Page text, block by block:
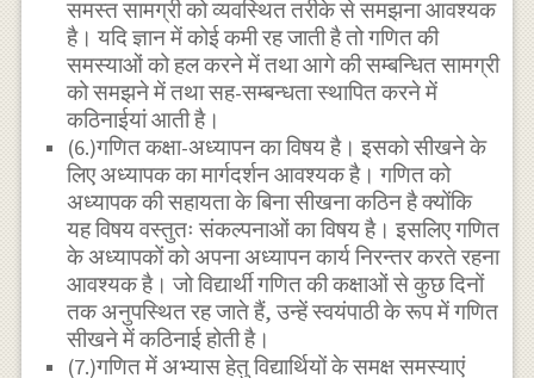
समस्त सामग्री को व्यवस्थित तरीके से समझना आवश्यक
है। यदि ज्ञान में कोई कमी रह जाती है तो गणित की
समस्याओं को हल करने में तथा आगे की सम्बन्धित सामग्री
को समझने में तथा सह-सम्बन्धता स्थापित करने में
कठिनाईयां आती है।
(6.)गणित कक्षा-अध्यापन का विषय है। इसको सीखने के
लिए अध्यापक का मार्गदर्शन आवश्यक है। गणित को
अध्यापक की सहायता के बिना सीखना कठिन है क्योंकि
यह विषय वस्तुतः संकल्पनाओं का विषय है। इसलिए गणित
के अध्यापकों को अपना अध्यापन कार्य निरन्तर करते रहना
आवश्यक है। जो विद्यार्थी गणित की कक्षाओं से कुछ दिनों
तक अनुपस्थित रह जाते हैं, उन्हें स्वयंपाठी के रूप में गणित
सीखने में कठिनाई होती है।
(7.)गणित में अभ्यास हेतु विद्यार्थियों के समक्ष समस्याएं